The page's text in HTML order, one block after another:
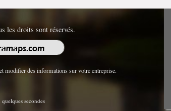
les droits sont réservés.
modifier des informations sur votre entreprise.
secondes